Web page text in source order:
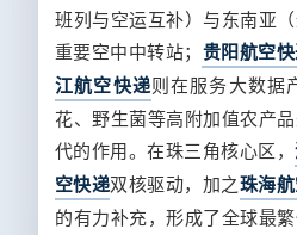
班列与空运互补）与东南亚
重要空中中转站； 贵阳航空
江航空快递则在服务大数据
花、野生菌等高附加值农产
代的作用。在珠三角核心区，
空快递双核驱动，加之珠海
的有力补充，形成了全球最